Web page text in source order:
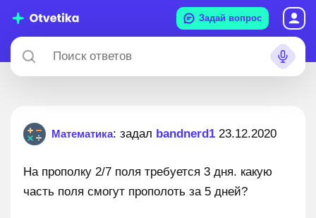
Задай вопрос
Математика: задал bandnerd1 23.12.2020
На прополку 2/7 поля требуется 3 дня. какую
часть поля смогут прополоть за 5 дней?